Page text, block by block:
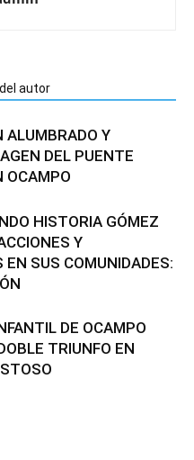
autor
ALUMBRADO Y
DEL PUENTE
OCAMPO
HISTORIA GÓMEZ
Y
EN SUS COMUNIDADES:
DE OCAMPO
TRIUNFO EN